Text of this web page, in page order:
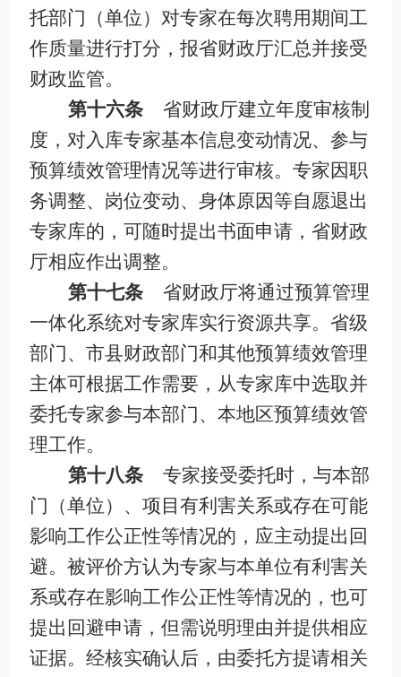
托部门（单位）对专家在每次聘用期间工
作质量进行打分，报省财政厅汇总并接受
财政监管。
第十六条
省财政厅建立年度审核制
度，对入库专家基本信息变动情况、参与
预算绩效管理情况等进行审核。专家因职
务调整、岗位变动、身体原因等自愿退出
专家库的，可随时提出书面申请，省财政
厅相应作出调整。
第十七条
省财政厅将通过预算管理
一体化系统对专家库实行资源共享。省级
部门、市县财政部门和其他预算绩效管理
主体可根据工作需要，从专家库中选取并
委托专家参与本部门、本地区预算绩效管
理工作。
第十八条
专家接受委托时，与本部
门（单位）、项目有利害关系或存在可能
影响工作公正性等情况的，应主动提出回
避。被评价方认为专家与本单位有利害关
系或存在影响工作公正性等情况的，也可
提出回避申请，但需说明理由并提供相应
证据。经核实确认后，由委托方提请相关